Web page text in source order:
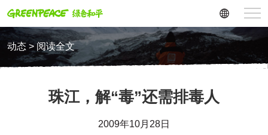
动态 > 阅读全文
珠江，解“毒”还需排毒人
2009年10月28日